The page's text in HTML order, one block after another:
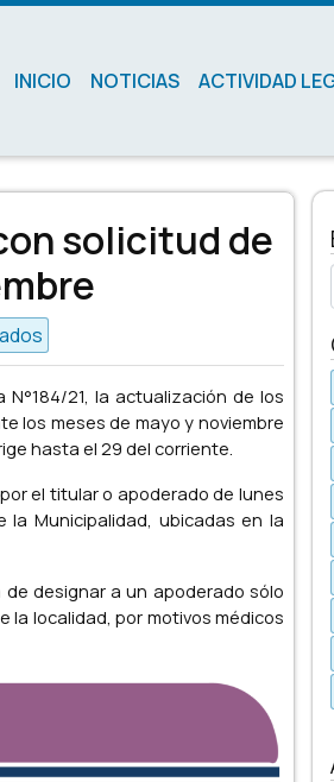
INICIO NOTICIAS ACTIVIDAD
solicitud de
21, la actualización de los
los meses de mayo y noviembre
hasta el 29 del corriente.
el titular o apoderado de lunes
Municipalidad, ubicadas en la
designar a un apoderado sólo
localidad, por motivos médicos